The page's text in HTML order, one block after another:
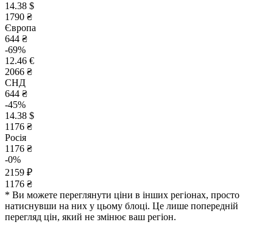
14.38 $
1790 ₴
Європа
644 ₴
-69%
12.46 €
2066 ₴
СНД
644 ₴
-45%
14.38 $
1176 ₴
Росія
1176 ₴
-0%
2159 ₽
1176 ₴
* Ви можете переглянути ціни в інших регіонах, просто
натиснувши на них у цьому блоці. Це лише попередній
перегляд цін, який не змінює ваш регіон.